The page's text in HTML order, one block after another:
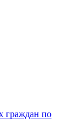
граждан по